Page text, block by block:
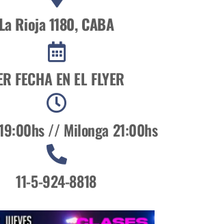
La Rioja 1180, CABA
FECHA EN EL FLYER
// Milonga 21:00hs
11-5-924-8818